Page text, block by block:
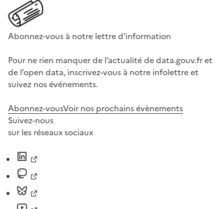
Abonnez-vous à notre lettre d'information
Pour ne rien manquer de l’actualité de data.gouv.fr et
de l’open data, inscrivez-vous à notre infolettre et
suivez nos événements.
Abonnez-vousVoir nos prochains évènements
Suivez-nous
sur les réseaux sociaux